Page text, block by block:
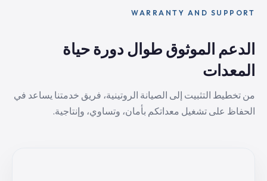
WARRANTY AND SUPPORT
الدعم الموثوق طوال دورة حياة
المعدات
من تخطيط التثبيت إلى الصيانة الروتينية، فريق خدمتنا يساعد في
الحفاظ على تشغيل معداتكم بأمان، وتساوي، وإنتاجية.